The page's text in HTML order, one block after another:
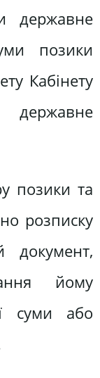
державне
позики
Кабінету
державне
позики та
розписку
документ,
йому
суми або